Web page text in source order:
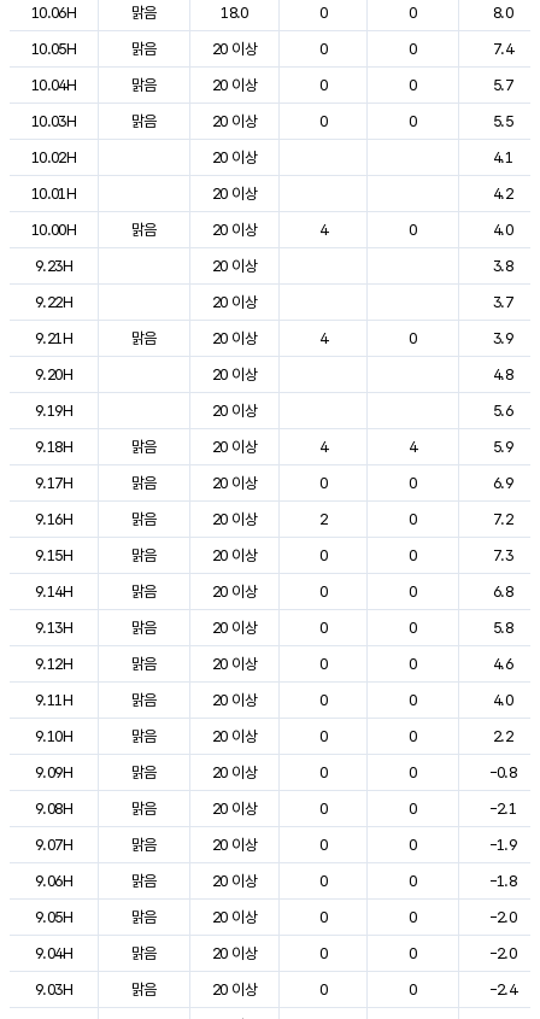
10.06H
맑음 18.0 0 0
8.0
10.05H
맑음 20 이상 0 0
7.4
10.04H
맑음 20 이상 0 0
5.7
10.03H
맑음 20 이상 0 0
5.5
10.02H
20 이상
4.1
10.01H
20 이상
4.2
10.00H
맑음 20 이상 4 0
4.0
9.23H
20 이상
3.8
9.22H
20 이상
3.7
9.21H
맑음 20 이상 4 0
3.9
9.20H
20 이상
4.8
9.19H
20 이상
5.6
9.18H
맑음 20 이상 4 4
5.9
9.17H
맑음 20 이상 0 0
6.9
9.16H
맑음 20 이상 2 0
7.2
9.15H
맑음 20 이상 0 0
7.3
9.14H
맑음 20 이상 0 0
6.8
9.13H
맑음 20 이상 0 0
5.8
9.12H
맑음 20 이상 0 0
4.6
9.11H
맑음 20 이상 0 0
4.0
9.10H
맑음 20 이상 0 0
2.2
9.09H
맑음 20 이상 0 0
-0.8
9.08H
맑음 20 이상 0 0
-2.1
9.07H
맑음 20 이상 0 0
-1.9
9.06H
맑음 20 이상 0 0
-1.8
9.05H
맑음 20 이상 0 0
-2.0
9.04H
맑음 20 이상 0 0
-2.0
9.03H
맑음 20 이상 0 0
-2.4